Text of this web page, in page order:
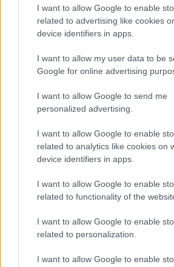
I want to allow Google to enable
related to advertising like cookies
device identifiers in apps.
I want to allow my user data to be
Google for online advertising
I want to allow Google to send me
personalized advertising.
I want to allow Google to enable
related to analytics like cookies on
device identifiers in apps.
I want to allow Google to enable
related to functionality of the
I want to allow Google to enable
related to personalization.
I want to allow Google to enable
ΔΊΡΦΥΣ ΑΕ ΔΙΑΚΡΊΘΗΚΕ
DIAMONDS OF THE
ECONOMY 2022
Η εταιρία εμφιάλωσης νερού
διακρίθηκε στη διοργάνωση
Greek Economy 2022”, που
πραγματοποιήθηκε την Τετάρτη
2022, στο ξενοδοχείο Grande
βραβείο παρέλαβε ο Νίκος
και Διευθύνων Σύμβουλος της